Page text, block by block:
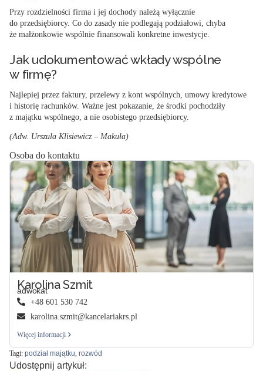
Przy rozdzielności firma i jej dochody należą wyłącznie
do przedsiębiorcy. Co do zasady nie podlegają podziałowi, chyba
że małżonkowie wspólnie finansowali konkretne inwestycje.
Jak udokumentować wkłady wspólne
w firmę?
Najlepiej przez faktury, przelewy z kont wspólnych, umowy kredytowe
i historię rachunków. Ważne jest pokazanie, że środki pochodziły
z majątku wspólnego, a nie osobistego przedsiębiorcy.
(Adw. Urszula Klisiewicz – Makuła)
Osoba do kontaktu
Karolina Szmit
adwokat
+48 601 530 742
karolina.szmit@kancelariakrs.pl
Więcej informacji
Tagi: podział majątku rozwód
Udostępnij artykuł: